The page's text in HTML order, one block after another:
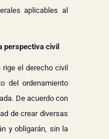
aplicables al
perspectiva civil
el derecho civil
del ordenamiento
De acuerdo con
de crear diversas
y obligarán, sin la